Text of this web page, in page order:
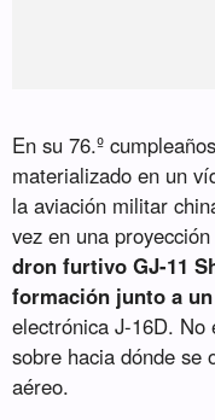
En su 76.º
materializado en un
la aviación militar
vez en una
dron furtivo GJ-11
formación junto a
electrónica J-16D. No
sobre hacia dónde se
aéreo.